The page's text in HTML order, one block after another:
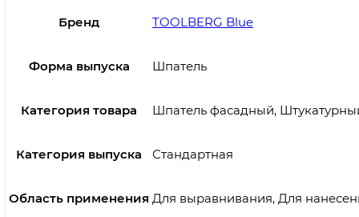
Бренд TOOLBERG Blue
Форма выпуска Шпатель
Категория товара Шпатель фасадный,
Категория выпуска Стандартная
Область применения Для выравнивания, Для